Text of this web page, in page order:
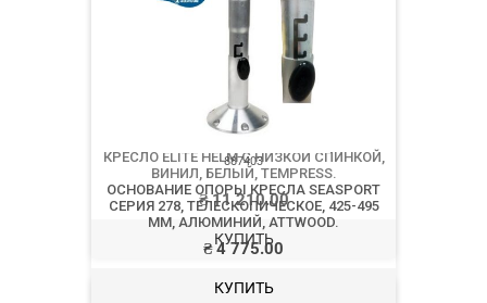
T57020
КРЕСЛО ELITE HELM С НИЗКОЙ СПИНКОЙ,
ВИНИЛ, БЕЛЫЙ, TEMPRESS.
₴11 210.00
КУПИТЬ